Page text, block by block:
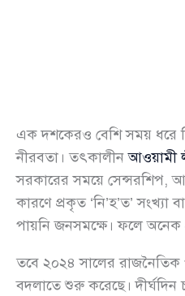
এক দশকেরও বেশি সময় ধরে
নীরবতা। তৎকালীনআওয়ামী
সরকারের সময়ে সেন্সরশিপ,
কারণে প্রকৃত ‘নি’হ’ত’
পায়নি জনসমক্ষে। ফলে অনেক
তবে ২০২৪ সালের রাজনৈতিক
বদলাতে শুরু করেছে। দীর্ঘদিন